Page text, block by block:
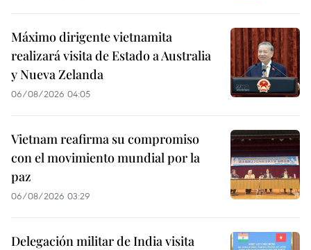
Máximo dirigente vietnamita
realizará visita de Estado a Australia
y Nueva Zelanda
06/08/2026 04:05
Vietnam reafirma su compromiso
con el movimiento mundial por la
paz
06/08/2026 03:29
Delegación militar de India visita